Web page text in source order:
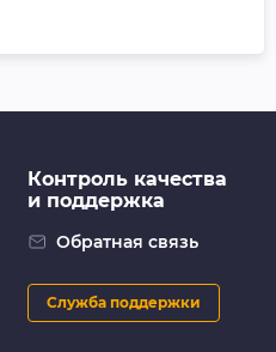
KOLIBRIYA Leather & Tire
Контроль качества
и поддержка
Обратная связь
Служба поддержки